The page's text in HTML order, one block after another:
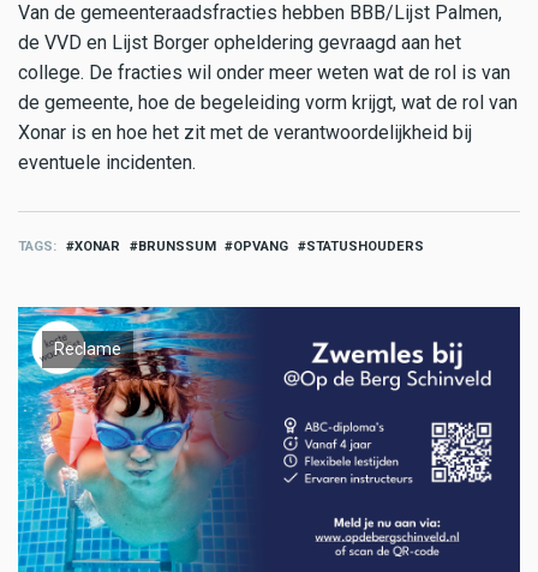
Van de gemeenteraadsfracties hebben BBB/Lijst Palmen,
de VVD en Lijst Borger opheldering gevraagd aan het
college. De fracties wil onder meer weten wat de rol is van
de gemeente, hoe de begeleiding vorm krijgt, wat de rol van
Xonar is en hoe het zit met de verantwoordelijkheid bij
eventuele incidenten.
TAGS XONAR BRUNSSUM OPVANG STATUSHOUDERS
Reclame